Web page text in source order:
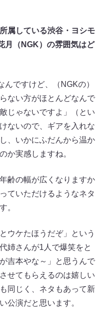
属している渋谷・ヨシモ
月（NGK）の雰囲気はど
ですけど、（NGKの）
ない方がほとんどなんで
じゃないですよ」（とい
ないので、ギアを入れな
、いかにふだんから温か
か実感しますね。
齢の幅が広くなりますか
ていただけるようなネタ
。
ウケたほうだぞ」という
姉さんが1人で爆笑をと
吉本やな～」と思うんで
せてもらえるのは嬉しい
同じく、ネタもあって新
公演だと思います。